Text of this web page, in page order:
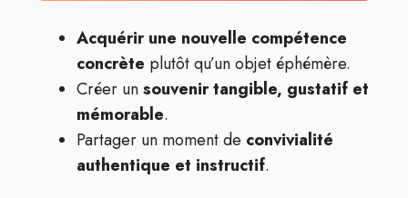
Acquérir une nouvelle compétence
concrète plutôt qu’un objet éphémère.
Créer unsouvenir tangible, gustatif et
mémorable.
Partager un moment de convivialité
authentique et instructif.